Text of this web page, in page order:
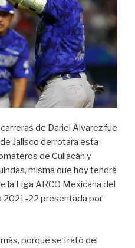
de Dariel Álvarez fue
Jalisco derrotara esta
de Culiacán y
misma que hoy tendrá
la Liga ARCO Mexicana del
2021-22 presentada por
porque se trató del